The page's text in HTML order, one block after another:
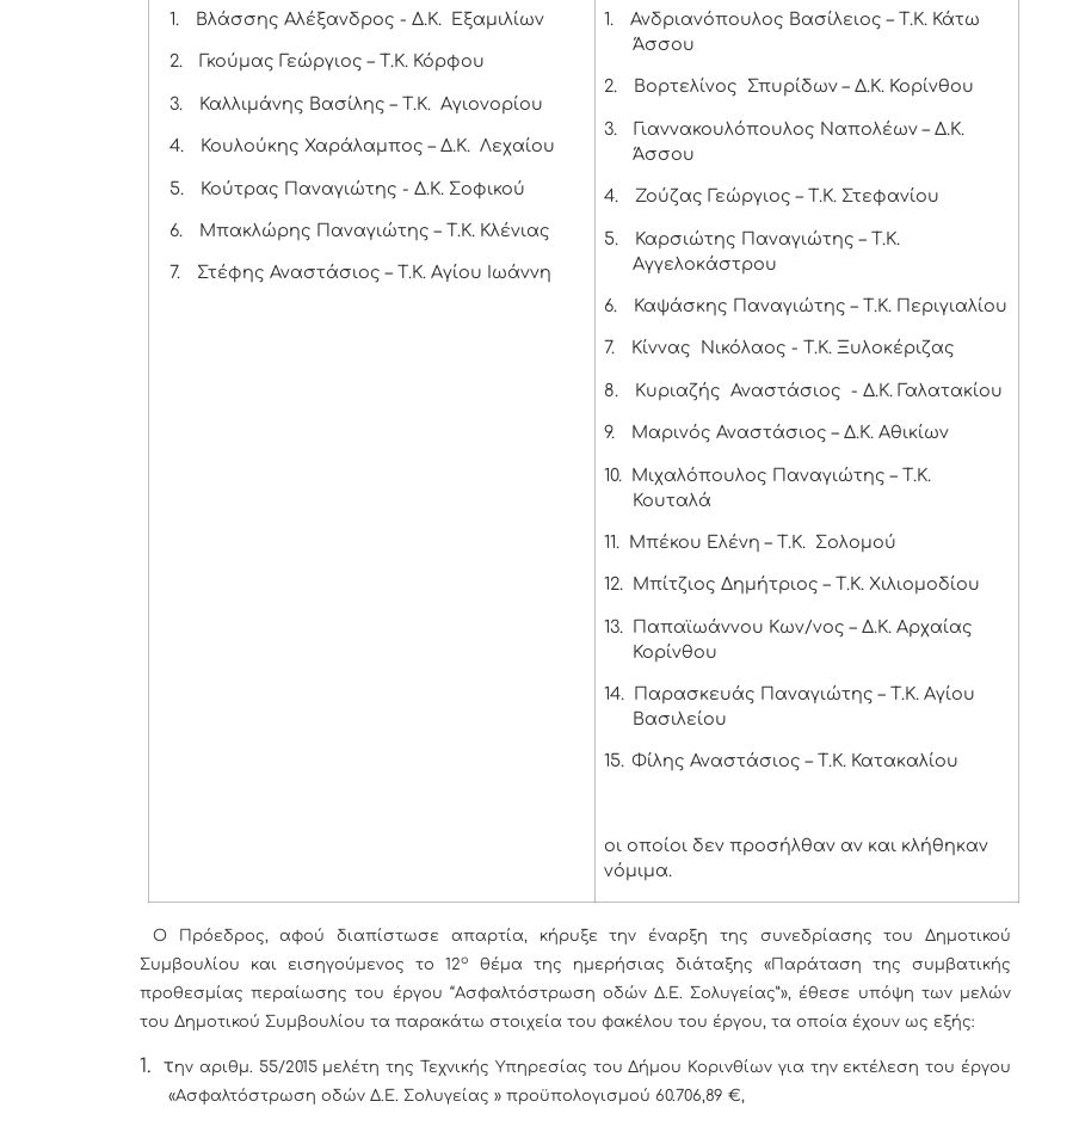
1. Βλάσσης Αλέξανδρος - Δ.Κ. Εξαμιλίων
2. Γκούμας Γεώργιος – Τ.Κ. Κόρφου
3. Καλλιμάνης Βασίλης – Τ.Κ. Αγιονορίου
4. Κουλούκης Χαράλαμπος – Δ.Κ. Λεχαίου
5. Κούτρας Παναγιώτης - Δ.Κ. Σοφικού
6. Μπακλώρης Παναγιώτης – Τ.Κ. Κλένιας
7. Στέφης Αναστάσιος – Τ.Κ. Αγίου Ιωάννη
1.
Ανδριανόπουλος Βασίλειος – Τ.Κ. Κάτω
Άσσου
2. Βορτελίνος Σπυρίδων – Δ.Κ. Κορίνθου
3.
Γιαννακουλόπουλος Ναπολέων – Δ.Κ.
Άσσου
4. Ζούζας Γεώργιος – Τ.Κ. Στεφανίου
5.
Καρσιώτης Παναγιώτης – Τ.Κ.
Αγγελοκάστρου
6. Καψάσκης Παναγιώτης – Τ.Κ. Περιγιαλίου
7. Κίννας Νικόλαος - Τ.Κ. Ξυλοκέριζας
8. Κυριαζής Αναστάσιος - Δ.Κ. Γαλατακίου
9. Μαρινός Αναστάσιος – Δ.Κ. Αθικίων
10.
Μιχαλόπουλος Παναγιώτης – Τ.Κ.
Κουταλά
11. Μπέκου Ελένη – Τ.Κ. Σολομού
12. Μπίτζιος Δημήτριος – Τ.Κ. Χιλιομοδίου
13.
Παπαϊωάννου Κων/νος – Δ.Κ. Αρχαίας
Κορίνθου
14.
Παρασκευάς Παναγιώτης – Τ.Κ. Αγίου
Βασιλείου
15. Φίλης Αναστάσιος – Τ.Κ. Κατακαλίου
οι οποίοι δεν προσήλθαν αν και κλήθηκαν
νόμιμα.
Ο Πρόεδρος, αφού διαπίστωσε απαρτία, κήρυξε την έναρξη της συνεδρίασης του Δημοτικού
Συμβουλίου και εισηγούμενος το 12ο
θέμα της ημερήσιας διάταξης «Παράταση της συμβατικής
προθεσμίας περαίωσης του έργου “Ασφαλτόστρωση οδών Δ.Ε. Σολυγείας”», έθεσε υπόψη των μελών
του Δημοτικού Συμβουλίου τα παρακάτω στοιχεία του φακέλου του έργου, τα οποία έχουν ως εξής:
1. την αριθμ. 55/2015 μελέτη της Τεχνικής Υπηρεσίας του Δήμου Κορινθίων για την εκτέλεση του έργου
«Ασφαλτόστρωση οδών Δ.Ε. Σολυγείας » προϋπολογισμού 60.706,89 €,